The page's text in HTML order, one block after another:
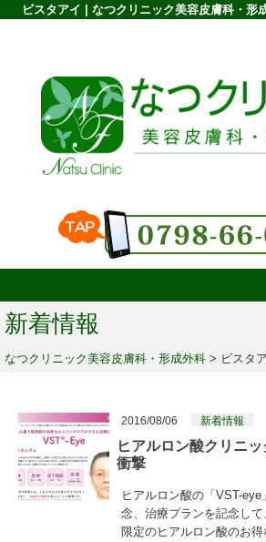
ビスタアイ | なつクリニック美容皮膚科・形
新着情報
なつクリニック美容皮膚科・形成外科 > ビスタ
2016/08/06 新着情報
ヒアルロン酸クリニ
衝撃
ヒアルロン酸の「VST-
念、治療プランを記念し
限定のヒアルロン酸のお